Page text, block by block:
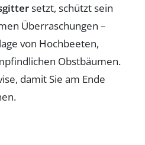
setzt, schützt sein
Überraschungen –
von Hochbeeten,
Obstbäumen.
damit Sie am Ende